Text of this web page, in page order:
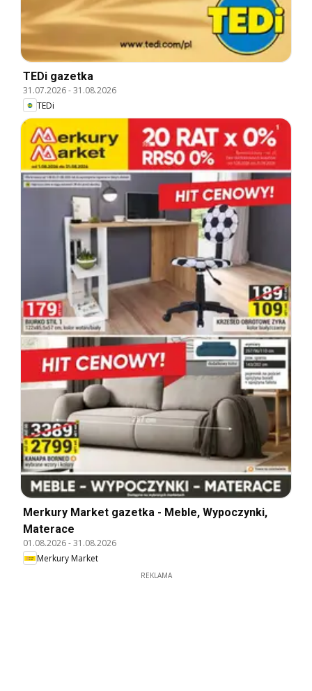
TEDi gazetka
31.07.2026-31.08.2026
TEDi
Merkury Market gazetka - Meble, Wypoczynki,
Materace
01.08.2026-31.08.2026
Merkury Market
REKLAMA